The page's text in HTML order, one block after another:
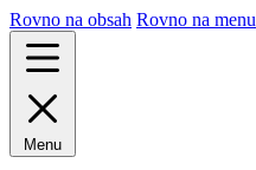
Rovno na obsah Rovno na menu
Menu